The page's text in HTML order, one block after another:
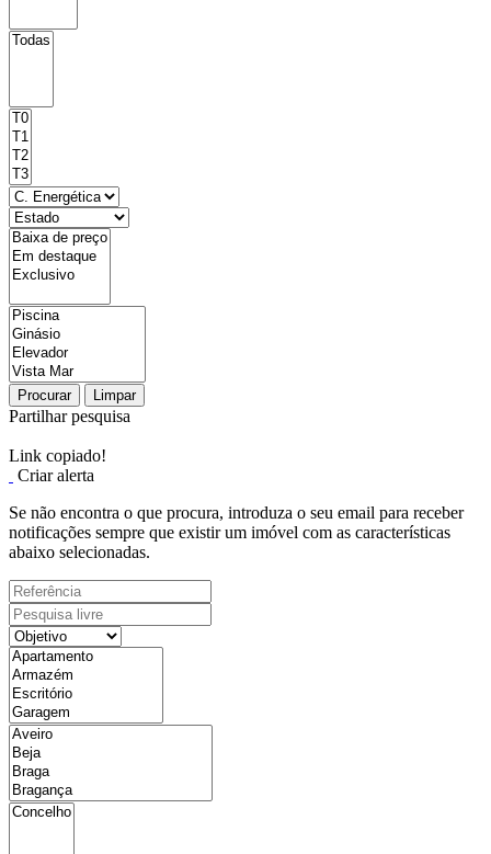
Procurar Limpar
Partilhar pesquisa
Link copiado!
Criar alerta
Se não encontra o que procura, introduza o seu email para receber
notificações sempre que existir um imóvel com as características
abaixo selecionadas.